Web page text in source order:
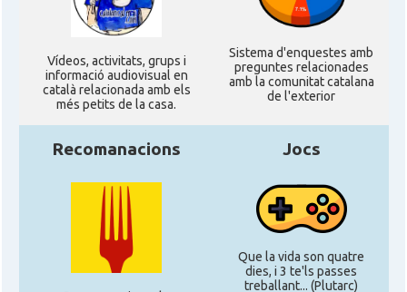
Ví­deos, activitats, grups i
informació audiovisual en
català relacionada amb els
més petits de la casa.
Sistema d'enquestes amb
preguntes relacionades
amb la comunitat catalana
de l'exterior
Recomanacions Jocs
Que la vida son quatre
dies, i 3 te'ls passes
treballant... (Plutarc)